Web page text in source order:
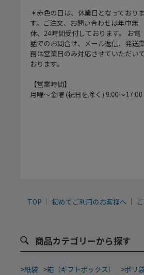
＊赤色の日は、休業日となっておりま
す。ご注文、お問い合わせは年中無
休、24時間受付しております。 お電
話でのお問合せ、メール返信、発送
務は営業日のみ対応させていただいて
おります。
【営業時間】
月曜～金曜 (祝日を除く) 9:00～17:00
TOP 初めてご利用のお客様へ
商品カテゴリーから探す
>紙袋 >箱（ギフトボックス） >ポリ